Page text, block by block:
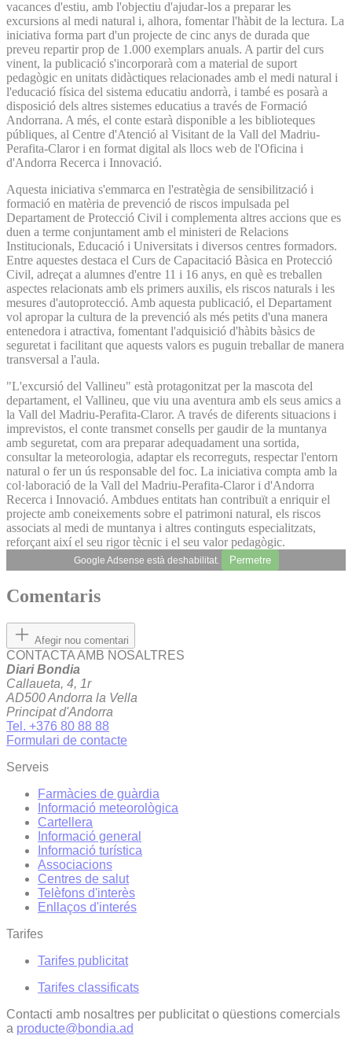
vacances d'estiu, amb l'objectiu d'ajudar-los a preparar les
excursions al medi natural i, alhora, fomentar l'hàbit de la lectura. La
iniciativa forma part d'un projecte de cinc anys de durada que
preveu repartir prop de 1.000 exemplars anuals. A partir del curs
vinent, la publicació s'incorporarà com a material de suport
pedagògic en unitats didàctiques relacionades amb el medi natural i
l'educació física del sistema educatiu andorrà, i també es posarà a
disposició dels altres sistemes educatius a través de Formació
Andorrana. A més, el conte estarà disponible a les biblioteques
públiques, al Centre d'Atenció al Visitant de la Vall del Madriu-
Perafita-Claror i en format digital als llocs web de l'Oficina i
d'Andorra Recerca i Innovació.
Aquesta iniciativa s'emmarca en l'estratègia de sensibilització i
formació en matèria de prevenció de riscos impulsada pel
Departament de Protecció Civil i complementa altres accions que es
duen a terme conjuntament amb el ministeri de Relacions
Institucionals, Educació i Universitats i diversos centres formadors.
Entre aquestes destaca el Curs de Capacitació Bàsica en Protecció
Civil, adreçat a alumnes d'entre 11 i 16 anys, en què es treballen
aspectes relacionats amb els primers auxilis, els riscos naturals i les
mesures d'autoprotecció. Amb aquesta publicació, el Departament
vol apropar la cultura de la prevenció als més petits d'una manera
entenedora i atractiva, fomentant l'adquisició d'hàbits bàsics de
seguretat i facilitant que aquests valors es puguin treballar de manera
transversal a l'aula.
"L'excursió del Vallineu" està protagonitzat per la mascota del
departament, el Vallineu, que viu una aventura amb els seus amics a
la Vall del Madriu-Perafita-Claror. A través de diferents situacions i
imprevistos, el conte transmet consells per gaudir de la muntanya
amb seguretat, com ara preparar adequadament una sortida,
consultar la meteorologia, adaptar els recorreguts, respectar l'entorn
natural o fer un ús responsable del foc. La iniciativa compta amb la
col·laboració de la Vall del Madriu-Perafita-Claror i d'Andorra
Recerca i Innovació. Ambdues entitats han contribuït a enriquir el
projecte amb coneixements sobre el patrimoni natural, els riscos
associats al medi de muntanya i altres continguts especialitzats,
reforçant així el seu rigor tècnic i el seu valor pedagògic.
Google Adsense està deshabilitat. Permetre
Comentaris
Afegir nou comentari
CONTACTA AMB NOSALTRES
Diari Bondia
Callaueta, 4, 1r
AD500 Andorra la Vella
Principat d'Andorra
Tel. +376 80 88 88
Formulari de contacte
Serveis
Farmàcies de guàrdia
Informació meteorològica
Cartellera
Informació general
Informació turística
Associacions
Centres de salut
Telèfons d'interès
Enllaços d'interés
Tarifes
Tarifes publicitat
Tarifes classificats
Contacti amb nosaltres per publicitat o qüestions comercials
a producte@bondia.ad